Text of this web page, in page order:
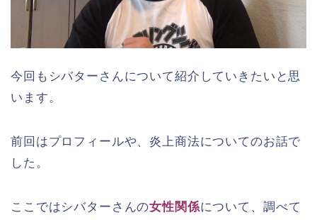
今回もシバターさんについて紹介していきたいと思
います。
前回はプロフィールや、炎上商法についてのお話で
した。
ここではシバターさんの女性関係について、調べて